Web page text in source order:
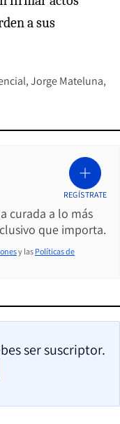
a sus
Jorge Mateluna
curada a lo más
que importa.
REGÍSTRATE
y las Políticas de
ser suscriptor.